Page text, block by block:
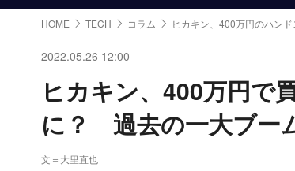
HOME TECH コラム ヒカキン、400万円のハン
2022.05.26 12:00
ヒカキン、400万円で
に？ 過去の一大ブー
文＝大里直也